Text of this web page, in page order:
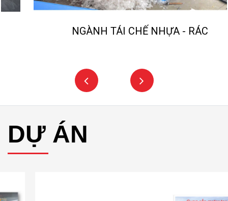
NGÀNH TÁI CHẾ NHỰA - RÁC
DỰ ÁN